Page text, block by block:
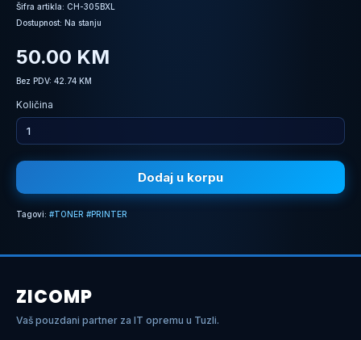
Šifra artikla: CH-305BXL
Dostupnost: Na stanju
50.00 KM
Bez PDV: 42.74 KM
Količina
Dodaj u korpu
Tagovi: #TONER #PRINTER
ZICOMP
Vaš pouzdani partner za IT opremu u Tuzli.